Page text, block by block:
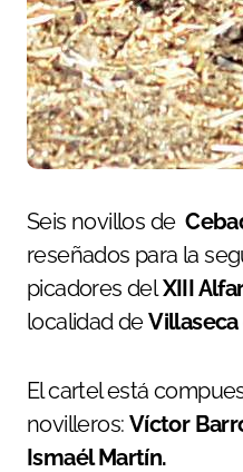
Seis novillos de
reseñados para la
picadores delXIII
localidad deVillaseca
El cartel está
novilleros: Víctor
Ismaél Martín.